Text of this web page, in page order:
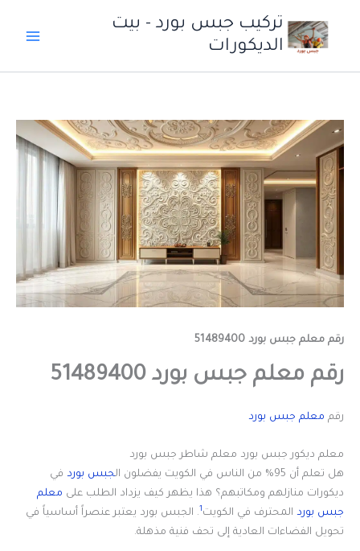
المحتوى
تركيب جبس بورد - بيت
الديكورات
رقم معلم جبس بورد 51489400
رقم معلم جبس بورد 51489400
رقم معلم جبس بورد
معلم ديكور جبس بورد معلم شاطر جبس بورد
هل تعلم أن 95% من الناس في الكويت يفضلون ال
جبس بورد في
ديكورات منازلهم ومكاتبهم؟ هذا يظهر كيف يزداد الطلب على معلم
جبس بورد المحترف في الكويت1. الجبس بورد يعتبر عنصراً أساسياً في
تحويل الفضاءات العادية إلى تحف فنية مذهلة.